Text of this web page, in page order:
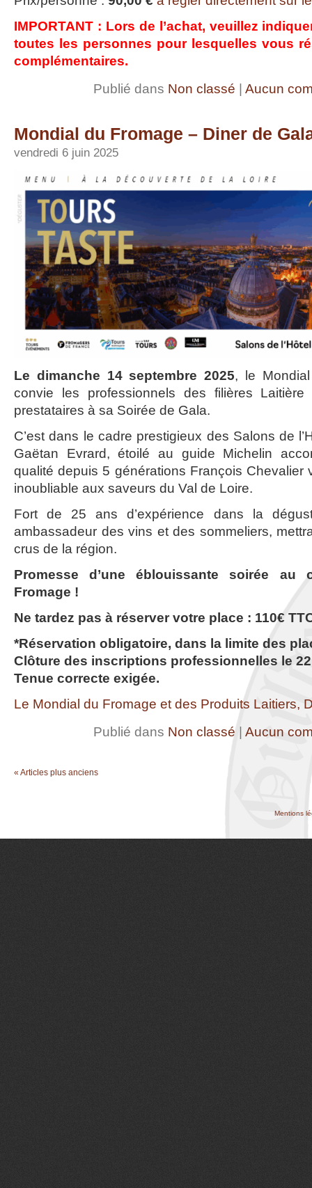
IMPORTANT : Lors de l’achat, veuillez
toutes les personnes pour lesquelles vous
complémentaires.
Publié dans Non classé Aucun
Mondial du Fromage – Diner de
vendredi 6 juin 2025
Le dimanche 14 septembre 2025, le
convie les professionnels des filières
prestataires à sa Soirée de Gala.
C’est dans le cadre prestigieux des Salons de
Gaëtan Evrard, étoilé au guide Michelin
qualité depuis 5 générations François Chevalier
inoubliable aux saveurs du Val de Loire.
Fort de 25 ans d’expérience dans la
ambassadeur des vins et des sommeliers,
crus de la région.
Promesse d’une éblouissante soirée
Fromage !
Ne tardez pas à réserver votre place : 110€
*Réservation obligatoire, dans la limite des
Clôture des inscriptions professionnelles le
Tenue correcte exigée.
Le Mondial du Fromage et des Produits Laitiers,
Publié dans Non classé| Aucun
« Articles plus anciens
Mentions